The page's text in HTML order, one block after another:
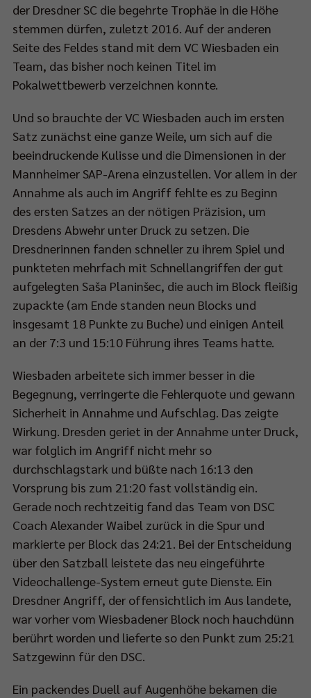
der Dresdner SC die begehrte Trophäe in die Höhe
stemmen dürfen, zuletzt 2016. Auf der anderen
Seite des Feldes stand mit dem VC Wiesbaden ein
Team, das bisher noch keinen Titel im
Pokalwettbewerb verzeichnen konnte.
Und so brauchte der VC Wiesbaden auch im ersten
Satz zunächst eine ganze Weile, um sich auf die
beeindruckende Kulisse und die Dimensionen in der
Mannheimer SAP-Arena einzustellen. Vor allem in der
Annahme als auch im Angriff fehlte es zu Beginn
des ersten Satzes an der nötigen Präzision, um
Dresdens Abwehr unter Druck zu setzen. Die
Dresdnerinnen fanden schneller zu ihrem Spiel und
punkteten mehrfach mit Schnellangriffen der gut
aufgelegten Saša Planinšec, die auch im Block fleißig
zupackte (am Ende standen neun Blocks und
insgesamt 18 Punkte zu Buche) und einigen Anteil
an der 7:3 und 15:10 Führung ihres Teams hatte.
Wiesbaden arbeitete sich immer besser in die
Begegnung, verringerte die Fehlerquote und gewann
Sicherheit in Annahme und Aufschlag. Das zeigte
Wirkung. Dresden geriet in der Annahme unter Druck,
war folglich im Angriff nicht mehr so
durchschlagstark und büßte nach 16:13 den
Vorsprung bis zum 21:20 fast vollständig ein.
Gerade noch rechtzeitig fand das Team von DSC
Coach Alexander Waibel zurück in die Spur und
markierte per Block das 24:21. Bei der Entscheidung
über den Satzball leistete das neu eingeführte
Videochallenge-System erneut gute Dienste. Ein
Dresdner Angriff, der offensichtlich im Aus landete,
war vorher vom Wiesbadener Block noch hauchdünn
berührt worden und lieferte so den Punkt zum 25:21
Satzgewinn für den DSC.
Ein packendes Duell auf Augenhöhe bekamen die